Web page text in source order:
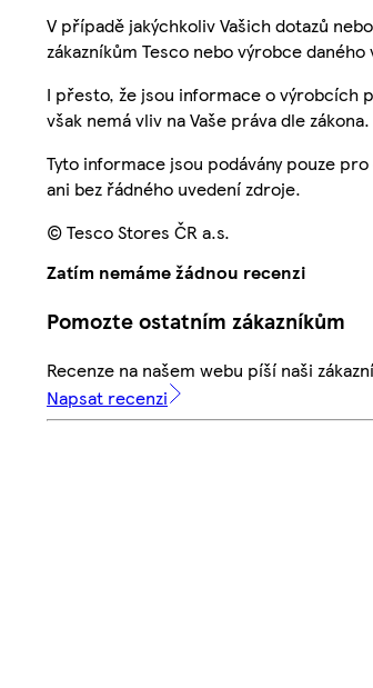
V případě jakýchkoliv Vašich dotazů
zákazníkům Tesco nebo výrobce
I přesto, že jsou informace o výrobcích
však nemá vliv na Vaše práva dle zákona.
Tyto informace jsou podávány pouze
ani bez řádného uvedení zdroje.
© Tesco Stores ČR a.s.
Zatím nemáme žádnou recenzi
Pomozte ostatním zákazníkům
Recenze na našem webu píší naši
Napsat recenzi